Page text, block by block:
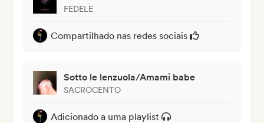
FEDELE
Compartilhado nas redes sociais
Sotto le lenzuola/Amami babe
SACROCENTO
Adicionado a uma playlist